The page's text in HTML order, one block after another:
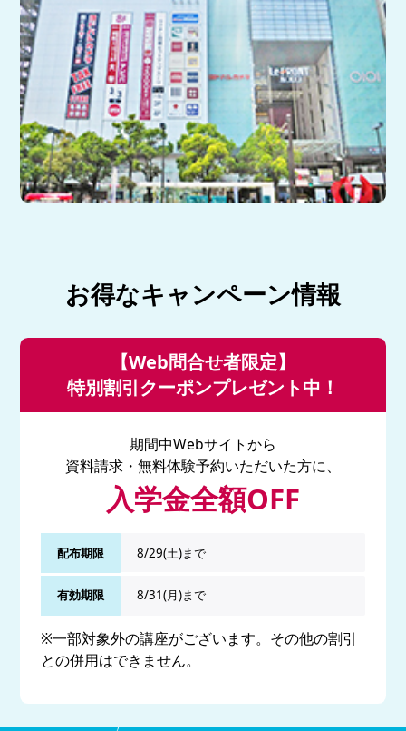
お得なキャンペーン情報
【Web問合せ者限定】
特別割引クーポンプレゼント中！
期間中Webサイトから
資料請求・無料体験予約いただいた方に、
入学金全額OFF
配布期限 8/29(土)まで
有効期限 8/31(月)まで
※一部対象外の講座がございます。その他の割引
との併用はできません。